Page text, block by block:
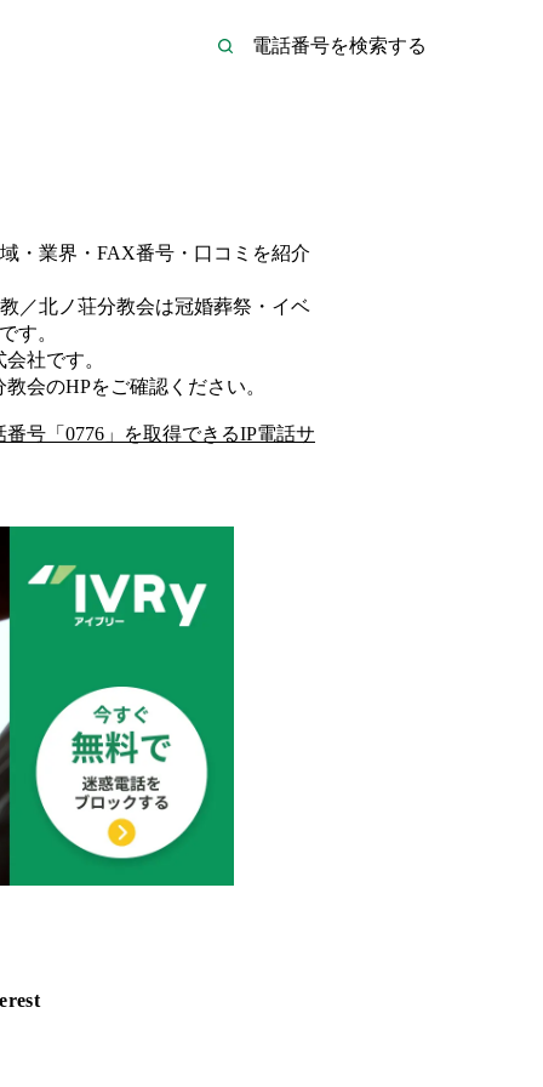
・業界・FAX番号・口コミを紹介
／北ノ荘分教会は冠婚葬祭・イベ
です。
会社です。
教会のHPをご確認ください。
号「 0776 」を取得できるIP電話サ